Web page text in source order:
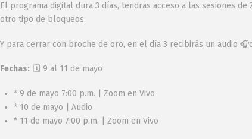
El programa digital dura 3 días, tendrás acceso a las sesiones
otro tipo de bloqueos.
Y para cerrar con broche de oro, en el día 3 recibirás un audio
Fechas: 🗓 9 al 11 de mayo
* 9 de mayo 7:00 p.m. | Zoom en Vivo
* 10 de mayo | Audio
* 11 de mayo 7:00 p.m. | Zoom en Vivo